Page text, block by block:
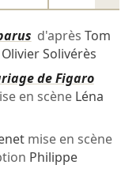
d'après Tom
Olivier Solivérès
de Figaro
en scène Léna
mise en scène
Philippe